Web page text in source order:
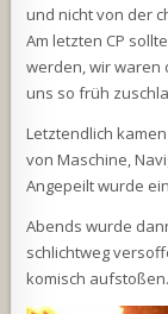
und nicht von der
Am letzten CP
werden, wir waren
uns so früh
Letztendlich
von Maschine,
Angepeilt wurde
Abends wurde
schlichtweg
komisch